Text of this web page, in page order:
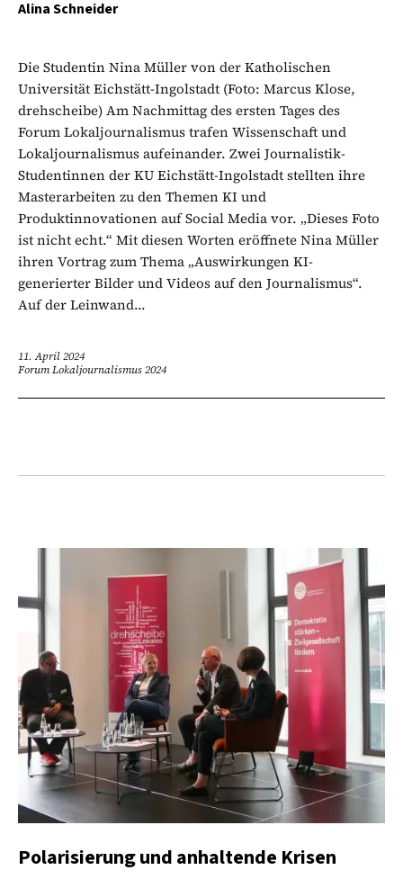
Alina Schneider
Die Studentin Nina Müller von der Katholischen
Universität Eichstätt-Ingolstadt (Foto: Marcus Klose,
drehscheibe) Am Nachmittag des ersten Tages des
Forum Lokaljournalismus trafen Wissenschaft und
Lokaljournalismus aufeinander. Zwei Journalistik-
Studentinnen der KU Eichstätt-Ingolstadt stellten ihre
Masterarbeiten zu den Themen KI und
Produktinnovationen auf Social Media vor. „Dieses Foto
ist nicht echt.“ Mit diesen Worten eröffnete Nina Müller
ihren Vortrag zum Thema „Auswirkungen KI-
generierter Bilder und Videos auf den Journalismus“.
Auf der Leinwand...
11. April 2024
Forum Lokaljournalismus 2024
Polarisierung und anhaltende Krisen